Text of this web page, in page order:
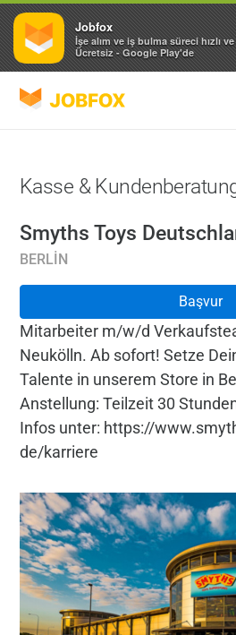
JOBFOX
Kasse &
Smyths Toys
BERLIN
Başvur
Mitarbeiter m/w/d
Neukölln. Ab sofort! Setze
Talente in unserem Store in
Anstellung: Teilzeit 30
Infos unter: https://
de/karriere
Jobfox
İşe alım ve iş bulma süreci hızlı
Ücretsiz - Google Play'de